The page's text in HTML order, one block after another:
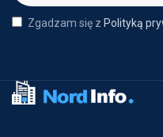
Zgadzam się z Polityką